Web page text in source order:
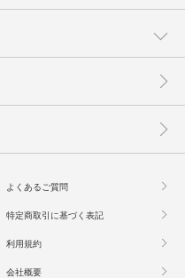
よくあるご質問
特定商取引に基づく表記
利用規約
会社概要